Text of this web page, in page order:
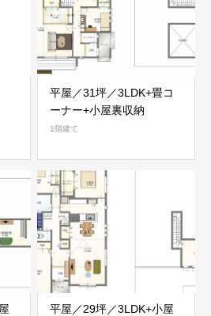
平屋／31坪／3LDK+畳コ
ーナー+小屋裏収納
1階建て
平屋／29坪／3LDK+小屋